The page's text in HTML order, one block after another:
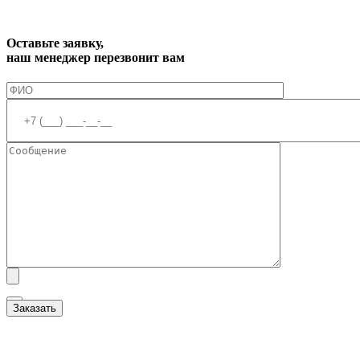
Оставьте заявку,
наш менеджер перезвонит вам
Я ознакомлен(а) с